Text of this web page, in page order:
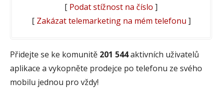
[ Podat stížnost na číslo ]
[ Zakázat telemarketing na mém telefonu ]
Přidejte se ke komunitě 201 544aktivních uživatelů
aplikace a vykopněte prodejce po telefonu ze svého
mobilu jednou pro vždy!